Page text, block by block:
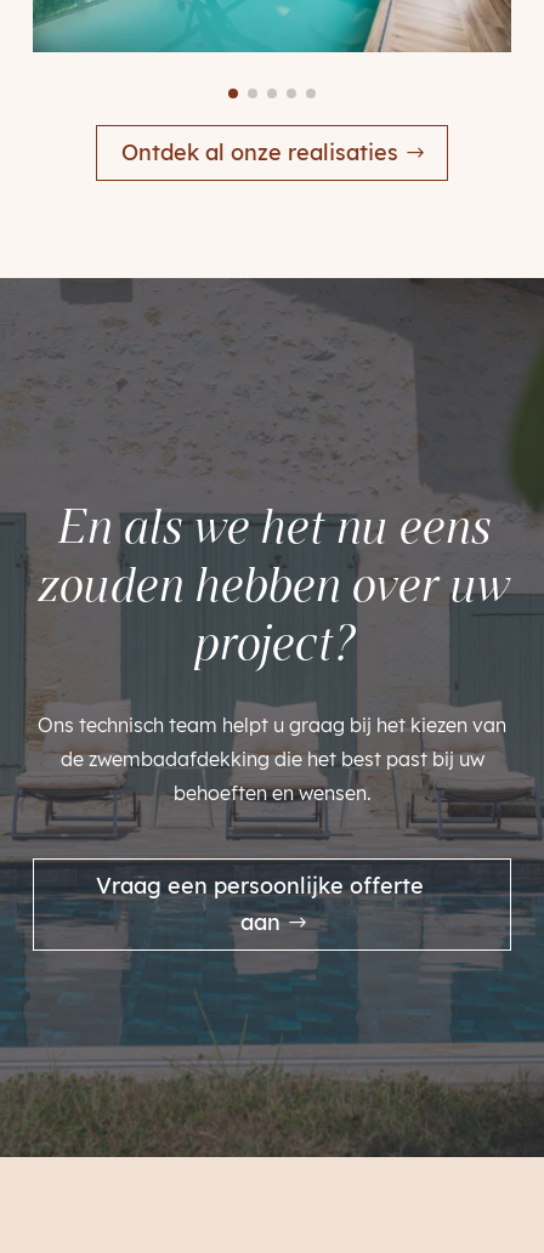
Ontdek al onze realisaties
En als we het nu eens
zouden hebben over uw
project?
Ons technisch team helpt u graag bij het kiezen van
de zwembadafdekking die het best past bij uw
behoeften en wensen.
Vraag een persoonlijke offerte
aan